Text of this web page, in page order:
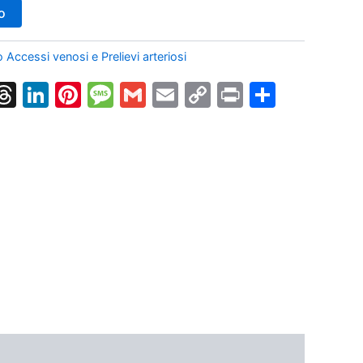
Accessi venosi e Prelievi arteriosi
Threads
LinkedIn
Pinterest
Message
GmailEmailCopy
Print